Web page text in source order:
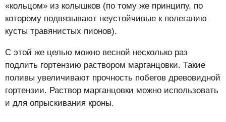
«кольцом» из колышков (по тому же принципу, по
которому подвязывают неустойчивые к полеганию
кусты травянистых пионов).
С этой же целью можно весной несколько раз
подлить гортензию раствором марганцовки. Такие
поливы увеличивают прочность побегов древовидной
гортензии. Раствор марганцовки можно использовать
и для опрыскивания кроны.